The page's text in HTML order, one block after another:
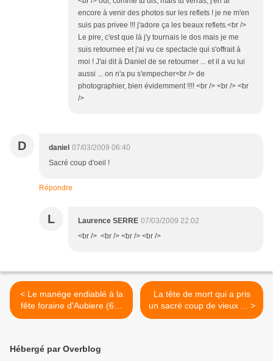
encore à venir des photos sur les reflets ! je ne m'en
suis pas privee !!! j'adore ça les beaux reflets.<br />
Le pire, c'est que là j'y tournais le dos mais je me
suis retournee et j'ai vu ce spectacle qui s'offrait à
moi ! J'ai dit à Daniel de se retourner ... et il a vu lui
aussi ... on n'a pu s'empecher<br /> de
photographier, bien évidemment !!!! <br /> <br /> <br
/>
D daniel 07/03/2009 06:40
Sacré coup d'oeil !
Répondre
L Laurence SERRE 07/03/2009 22:02
<br /> <br /> <br /> <br />
< Le manége endiablé à la
fête foraine d'Aubiere (63)
...
La tête de mort qui a pris
un sacré coup de vieux ... >
Hébergé par Overblog